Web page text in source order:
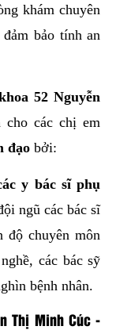
khám chuyên
bảo tính an
52 Nguyễn
cho các chị em
đạo bởi:
y bác sĩ phụ
ngũ các bác sĩ
độ chuyên môn
các bác sỹ
bệnh nhân.
Thị Minh Cúc -